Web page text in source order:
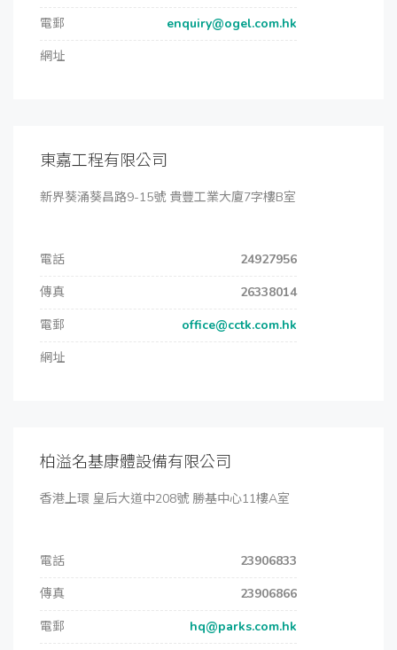
電郵
enquiry@ogel.com.hk
網址
東嘉工程有限公司
新界葵涌葵昌路9-15號 貴豐工業大廈7字樓B室
電話
24927956
傳真
26338014
電郵
office@cctk.com.hk
網址
柏溢名基康體設備有限公司
香港上環 皇后大道中208號 勝基中心11樓A室
電話
23906833
傳真
23906866
電郵
hq@parks.com.hk